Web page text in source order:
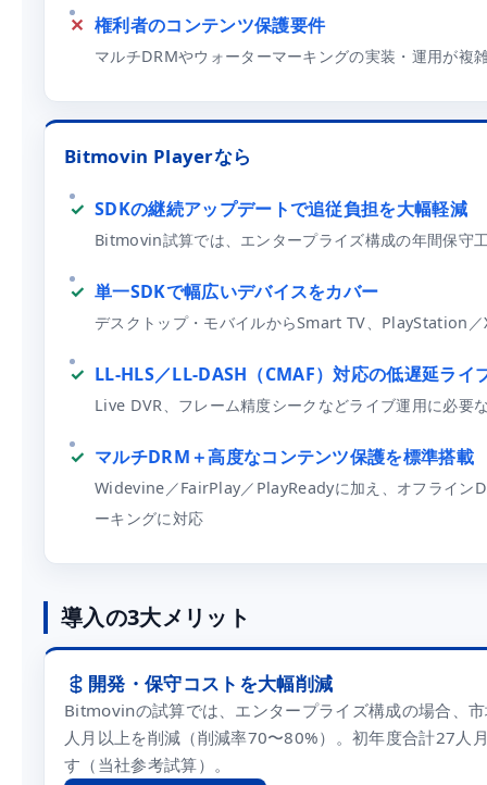
権利者のコンテンツ保護要件
マルチDRMやウォーターマーキングの実装・運用が複
Bitmovin Playerなら
SDKの継続アップデートで追従負担を大幅軽減
Bitmovin試算では、エンタープライズ構成の年間保守
単一SDKで幅広いデバイスをカバー
デスクトップ・モバイルからSmart TV、PlayStation
LL-HLS／LL-DASH（CMAF）対応の低遅延ライ
Live DVR、フレーム精度シークなどライブ運用に必要
マルチDRM＋高度なコンテンツ保護を標準搭載
Widevine／FairPlay／PlayReadyに加え、オフライン
ーキングに対応
導入の3大メリット
開発・保守コストを大幅削減
Bitmovinの試算では、エンタープライズ構成の場合、
人月以上を削減（削減率70〜80%）。初年度合計27
す（当社参考試算）。